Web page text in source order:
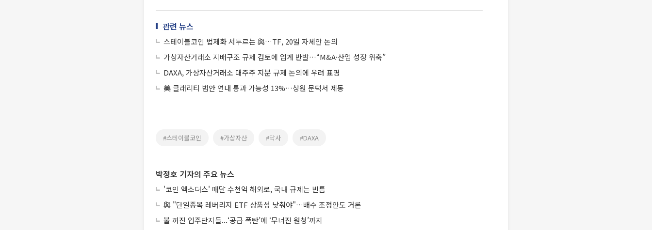
관련 뉴스
스테이블코인 법제화 서두르는 與…TF, 20일 자체안 논의
가상자산거래소 지배구조 규제 검토에 업계 반발…“M&A·산업 성장 위축”
DAXA, 가상자산거래소 대주주 지분 규제 논의에 우려 표명
美 클래리티 법안 연내 통과 가능성 13%…상원 문턱서 제동
#스테이블코인 #가상자산 #닥사 #DAXA
박정호 기자의 주요 뉴스
'코인 엑소더스' 매달 수천억 해외로, 국내 규제는 빈틈
與 "단일종목 레버리지 ETF 상품성 낮춰야"…배수 조정안도 거론
불 꺼진 입주단지들...‘공급 폭탄’에 ‘무너진 원청’까지